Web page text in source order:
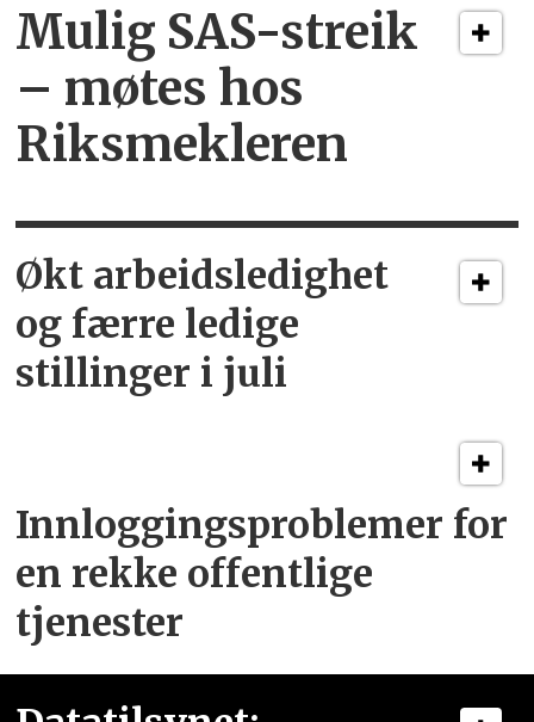
Mulig SAS-streik
– møtes hos
Riksmekleren
Økt arbeidsledighet
og færre ledige
stillinger i juli
Innloggingsproblemer for
en rekke offentlige
tjenester